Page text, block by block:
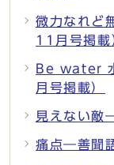
微力なれど
11月号掲載
Be water
月号掲載）
見えない敵
痛点―善聞